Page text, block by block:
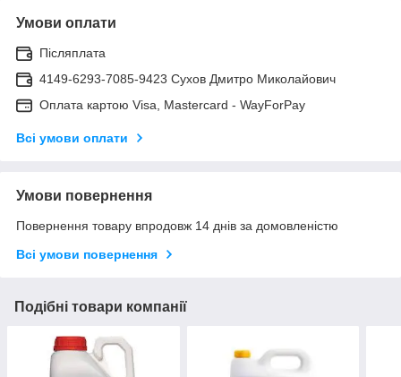
Умови оплати
Післяплата
4149-6293-7085-9423 Сухов Дмитро Миколайович
Оплата картою Visa, Mastercard - WayForPay
Всі умови оплати
Умови повернення
Повернення товару впродовж 14 днів за домовленістю
Всі умови повернення
Подібні товари компанії